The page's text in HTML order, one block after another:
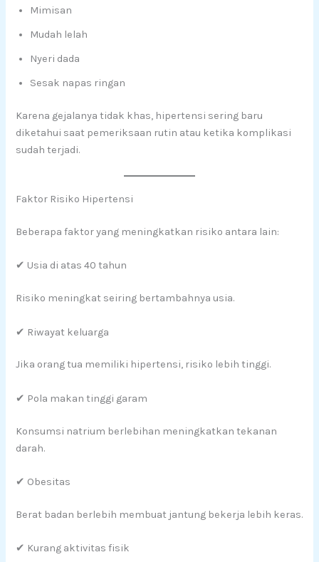
Mimisan
Mudah lelah
Nyeri dada
Sesak napas ringan
Karena gejalanya tidak khas, hipertensi sering baru
diketahui saat pemeriksaan rutin atau ketika komplikasi
sudah terjadi.
Faktor Risiko Hipertensi
Beberapa faktor yang meningkatkan risiko antara lain:
✔ Usia di atas 40 tahun
Risiko meningkat seiring bertambahnya usia.
✔ Riwayat keluarga
Jika orang tua memiliki hipertensi, risiko lebih tinggi.
✔ Pola makan tinggi garam
Konsumsi natrium berlebihan meningkatkan tekanan
darah.
✔ Obesitas
Berat badan berlebih membuat jantung bekerja lebih keras.
✔ Kurang aktivitas fisik